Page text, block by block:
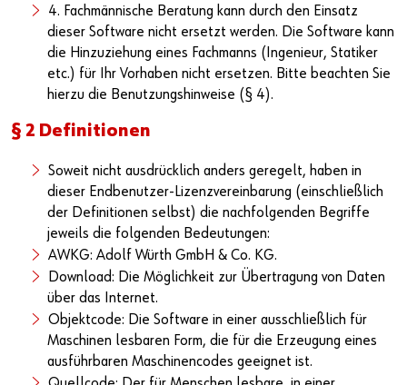
4. Fachmännische Beratung kann durch den Einsatz
dieser Software nicht ersetzt werden. Die Software kann
die Hinzuziehung eines Fachmanns (Ingenieur, Statiker
etc.) für Ihr Vorhaben nicht ersetzen. Bitte beachten Sie
hierzu die Benutzungshinweise (§ 4).
§ 2 Definitionen
Soweit nicht ausdrücklich anders geregelt, haben in
dieser Endbenutzer-Lizenzvereinbarung (einschließlich
der Definitionen selbst) die nachfolgenden Begriffe
jeweils die folgenden Bedeutungen:
AWKG: Adolf Würth GmbH & Co. KG.
Download: Die Möglichkeit zur Übertragung von Daten
über das Internet.
Objektcode: Die Software in einer ausschließlich für
Maschinen lesbaren Form, die für die Erzeugung eines
ausführbaren Maschinencodes geeignet ist.